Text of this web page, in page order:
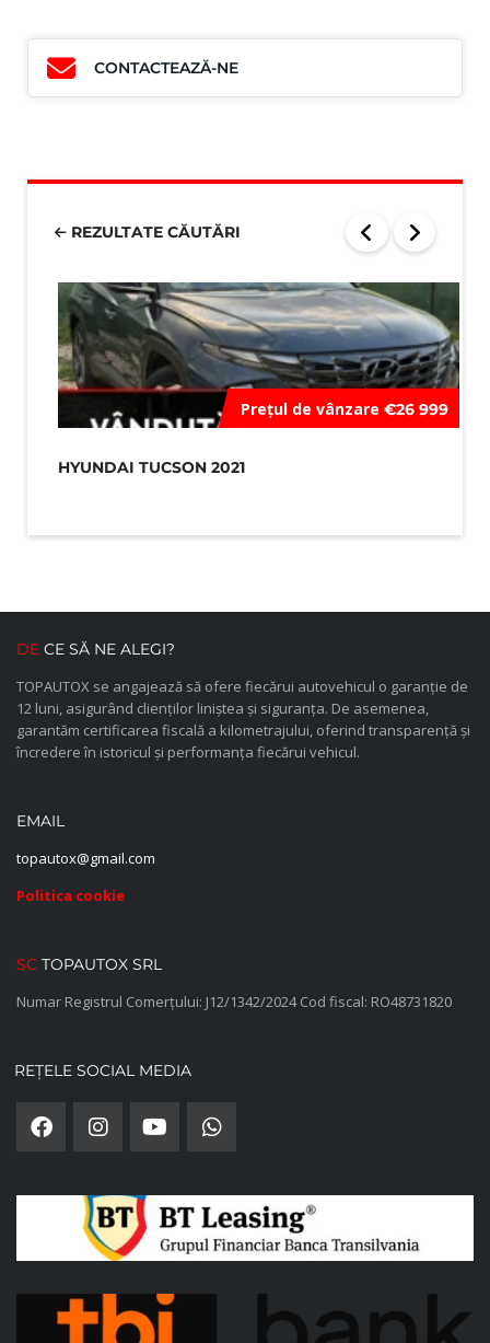
CONTACTEAZĂ-NE
REZULTATE CĂUTĂRI
Prețul de vânzare €26 999
HYUNDAI TUCSON 2021
DE CE SĂ NE ALEGI?
TOPAUTOX se angajează să ofere fiecărui autovehicul o garanție de
12 luni, asigurând clienților liniștea și siguranța. De asemenea,
garantăm certificarea fiscală a kilometrajului, oferind transparență și
încredere în istoricul și performanța fiecărui vehicul.
EMAIL
topautox@gmail.com
Politica cookie
SC TOPAUTOX SRL
Numar Registrul Comerțului: J12/1342/2024 Cod fiscal: RO48731820
REȚELE SOCIAL MEDIA